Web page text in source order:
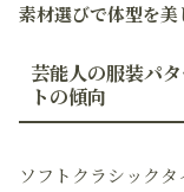
素材選びで体型を
芸能人の服装パ
トの傾向
ソフトクラシックタ